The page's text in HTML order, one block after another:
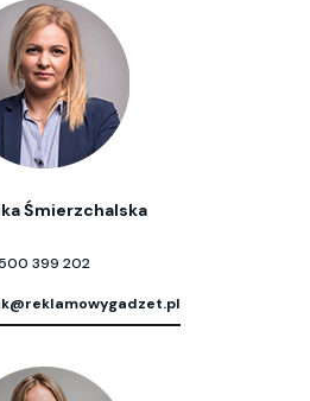
Śmierzchalska
500 399 202